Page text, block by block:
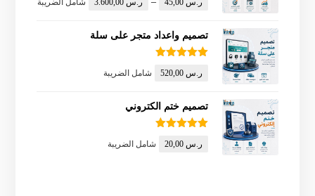
5.00من 5
تصميم واعداد متجر على سلة
5.00من 5ر.س 520,00 شامل الضريبة
تصميم ختم الكتروني
5.00من 5ر.س 20,00 شامل الضريبة